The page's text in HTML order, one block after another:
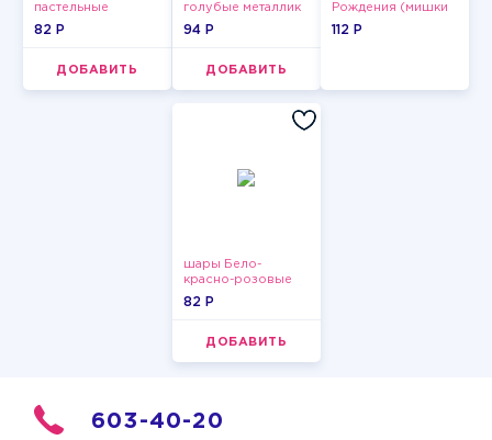
пастельные
82 P
ДОБАВИТЬ
голубые металлик
94 P
ДОБАВИТЬ
Рождения (мишки
и тортики)
112 P
шары Бело-
красно-розовые
пастельные
82 P
ДОБАВИТЬ
603-40-20